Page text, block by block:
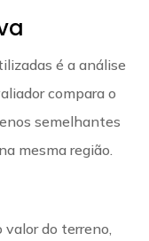
é a análise
compara o
semelhantes
mesma região.
do terreno,